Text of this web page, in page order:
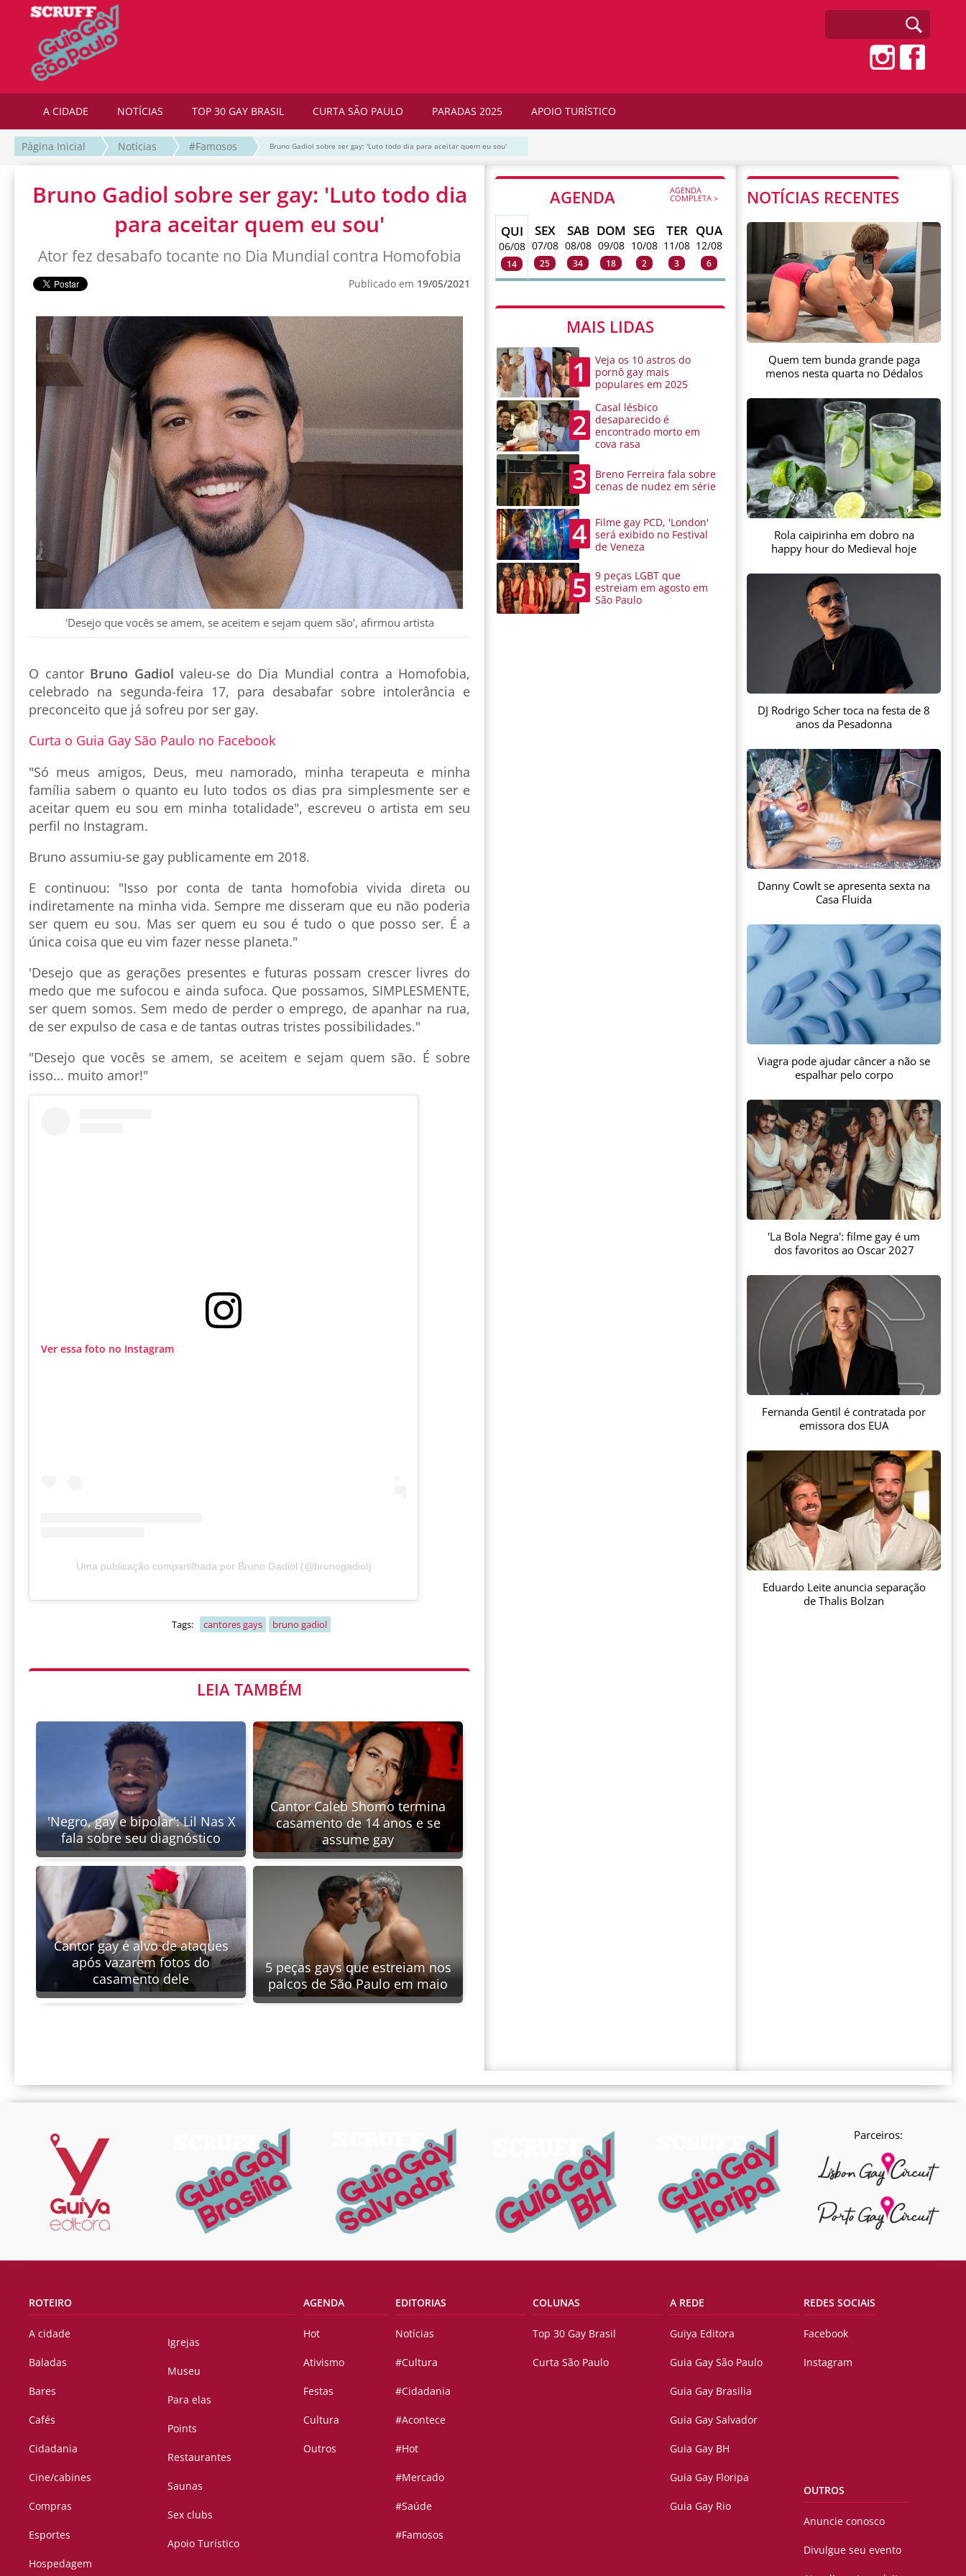
A CIDADE NOTÍCIAS TOP 30 GAY BRASIL CURTA SÃO PAULO PARADAS 2025 APOIO TURÍSTICO
Página Inicial Notícias #Famosos Bruno Gadiol sobre ser gay: 'Luto todo dia para aceitar quem eu sou'
Bruno Gadiol sobre ser gay: 'Luto todo dia
para aceitar quem eu sou'
Ator fez desabafo tocante no Dia Mundial contra Homofobia
Publicado em 19/05/2021
'Desejo que vocês se amem, se aceitem e sejam quem são', afirmou artista
O cantor Bruno Gadiol valeu-se do Dia Mundial contra a Homofobia,
celebrado na segunda-feira 17, para desabafar sobre intolerância e
preconceito que já sofreu por ser gay.
Curta o Guia Gay São Paulo no Facebook
"Só meus amigos, Deus, meu namorado, minha terapeuta e minha
família sabem o quanto eu luto todos os dias pra simplesmente ser e
aceitar quem eu sou em minha totalidade", escreveu o artista em seu
perfil no Instagram.
Bruno assumiu-se gay publicamente em 2018.
E continuou: "Isso por conta de tanta homofobia vivida direta ou
indiretamente na minha vida. Sempre me disseram que eu não poderia
ser quem eu sou. Mas ser quem eu sou é tudo o que posso ser. É a
única coisa que eu vim fazer nesse planeta."
'Desejo que as gerações presentes e futuras possam crescer livres do
medo que me sufocou e ainda sufoca. Que possamos, SIMPLESMENTE,
ser quem somos. Sem medo de perder o emprego, de apanhar na rua,
de ser expulso de casa e de tantas outras tristes possibilidades."
"Desejo que vocês se amem, se aceitem e sejam quem são. É sobre
isso... muito amor!"
Ver essa foto no Instagram
Uma publicação compartilhada por Bruno Gadiol (@brunogadiol)
Tags: cantores gays bruno gadiol
LEIA TAMBÉM
'Negro, gay e bipolar': Lil Nas X
fala sobre seu diagnóstico
Cantor Caleb Shomo termina
casamento de 14 anos e se
assume gay
Cantor gay é alvo de ataques
após vazarem fotos do
casamento dele
5 peças gays que estreiam nos
palcos de São Paulo em maio
AGENDA AGENDA
COMPLETA >
QUI
06/08
14
SEX
07/08
25
SAB
08/08
34
DOM
09/08
18
SEG
10/08
2
TER
11/08
3
QUA
12/08
6
MAIS LIDAS
1
Veja os 10 astros do
pornô gay mais
populares em 2025
2
Casal lésbico
desaparecido é
encontrado morto em
cova rasa
3
Breno Ferreira fala sobre
cenas de nudez em série
4
Filme gay PCD, 'London'
será exibido no Festival
de Veneza
5
9 peças LGBT que
estreiam em agosto em
São Paulo
NOTÍCIAS RECENTES
Quem tem bunda grande paga
menos nesta quarta no Dédalos
Rola caipirinha em dobro na
happy hour do Medieval hoje
DJ Rodrigo Scher toca na festa de 8
anos da Pesadonna
Danny Cowlt se apresenta sexta na
Casa Fluida
Viagra pode ajudar câncer a não se
espalhar pelo corpo
'La Bola Negra': filme gay é um
dos favoritos ao Oscar 2027
Fernanda Gentil é contratada por
emissora dos EUA
Eduardo Leite anuncia separação
de Thalis Bolzan
Parceiros:
ROTEIRO
A cidade
Baladas
Bares
Cafés
Cidadania
Cine/cabines
Compras
Esportes
Hospedagem
Igrejas
Museu
Para elas
Points
Restaurantes
Saunas
Sex clubs
Apoio Turístico
AGENDA
Hot
Ativismo
Festas
Cultura
Outros
EDITORIAS
Notícias
#Cultura
#Cidadania
#Acontece
#Hot
#Mercado
#Saúde
#Famosos
COLUNAS
Top 30 Gay Brasil
Curta São Paulo
A REDE
Guiya Editora
Guia Gay São Paulo
Guia Gay Brasilia
Guia Gay Salvador
Guia Gay BH
Guia Gay Floripa
Guia Gay Rio
REDES SOCIAIS
Facebook
Instagram
OUTROS
Anuncie conosco
Divulgue seu evento